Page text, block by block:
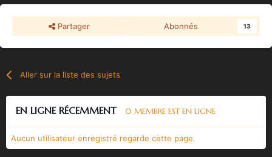
Partager Abonnés 13
Aller sur la liste des sujets
EN LIGNE RÉCEMMENT 0 MEMBRE EST EN LIGNE
Aucun utilisateur enregistré regarde cette page.